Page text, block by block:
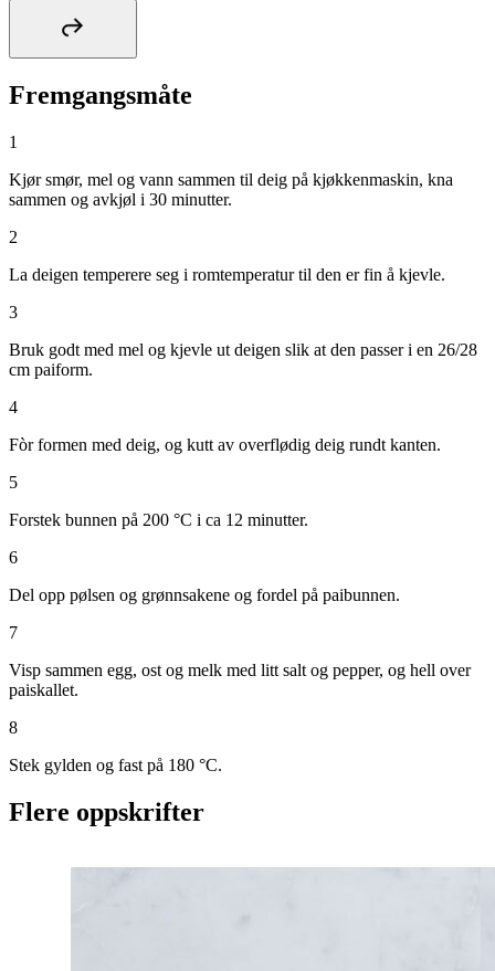
Fremgangsmåte
1
Kjør smør, mel og vann sammen til deig på kjøkkenmaskin, kna
sammen og avkjøl i 30 minutter.
2
La deigen temperere seg i romtemperatur til den er fin å kjevle.
3
Bruk godt med mel og kjevle ut deigen slik at den passer i en 26/28
cm paiform.
4
Fòr formen med deig, og kutt av overflødig deig rundt kanten.
5
Forstek bunnen på 200 °C i ca 12 minutter.
6
Del opp pølsen og grønnsakene og fordel på paibunnen.
7
Visp sammen egg, ost og melk med litt salt og pepper, og hell over
paiskallet.
8
Stek gylden og fast på 180 °C.
Flere oppskrifter